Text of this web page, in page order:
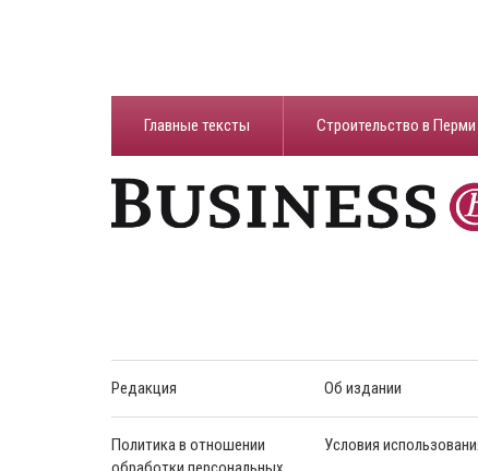
Главные тексты Строительство в Перми
Редакция Об издании
Политика в отношении
Условия